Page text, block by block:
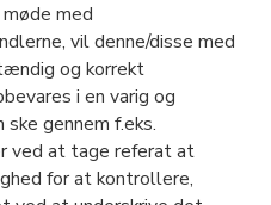
med
vil denne/disse med
og korrekt
i en varig og
gennem f.eks.
ved at tage referat at
for at kontrollere,